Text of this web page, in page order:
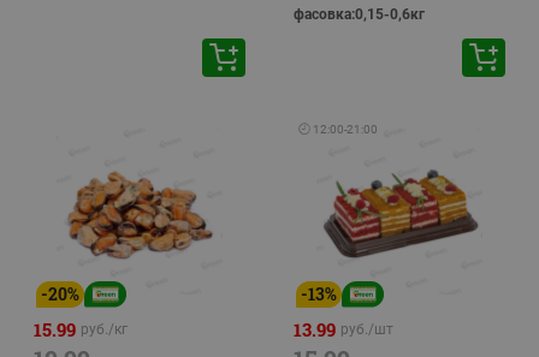
фасовка:0,15-0,6кг
-20%
15.99 руб./кг
🕘 12:00-21:00
-13%
13.99 руб./шт